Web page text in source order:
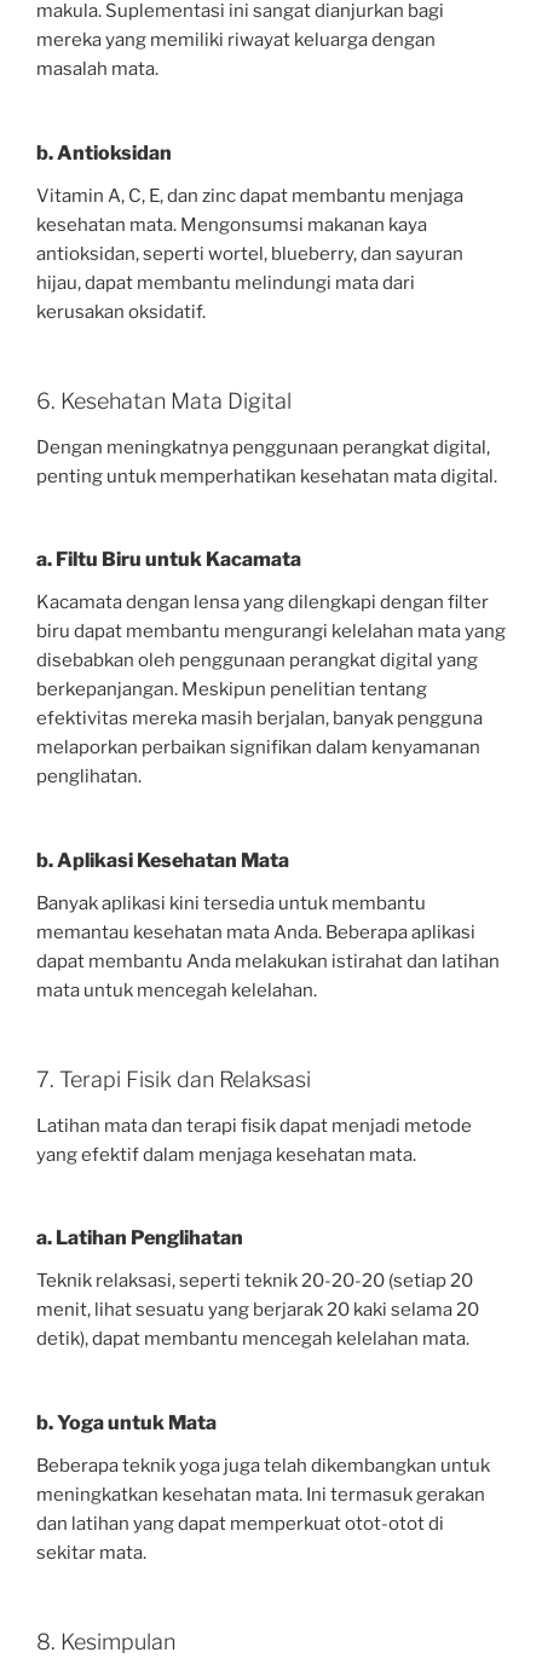
makula. Suplementasi ini sangat dianjurkan bagi
mereka yang memiliki riwayat keluarga dengan
masalah mata.
b. Antioksidan
Vitamin A, C, E, dan zinc dapat membantu menjaga
kesehatan mata. Mengonsumsi makanan kaya
antioksidan, seperti wortel, blueberry, dan sayuran
hijau, dapat membantu melindungi mata dari
kerusakan oksidatif.
6. Kesehatan Mata Digital
Dengan meningkatnya penggunaan perangkat digital,
penting untuk memperhatikan kesehatan mata digital.
a. Filtu Biru untuk Kacamata
Kacamata dengan lensa yang dilengkapi dengan filter
biru dapat membantu mengurangi kelelahan mata yang
disebabkan oleh penggunaan perangkat digital yang
berkepanjangan. Meskipun penelitian tentang
efektivitas mereka masih berjalan, banyak pengguna
melaporkan perbaikan signifikan dalam kenyamanan
penglihatan.
b. Aplikasi Kesehatan Mata
Banyak aplikasi kini tersedia untuk membantu
memantau kesehatan mata Anda. Beberapa aplikasi
dapat membantu Anda melakukan istirahat dan latihan
mata untuk mencegah kelelahan.
7. Terapi Fisik dan Relaksasi
Latihan mata dan terapi fisik dapat menjadi metode
yang efektif dalam menjaga kesehatan mata.
a. Latihan Penglihatan
Teknik relaksasi, seperti teknik 20-20-20 (setiap 20
menit, lihat sesuatu yang berjarak 20 kaki selama 20
detik), dapat membantu mencegah kelelahan mata.
b. Yoga untuk Mata
Beberapa teknik yoga juga telah dikembangkan untuk
meningkatkan kesehatan mata. Ini termasuk gerakan
dan latihan yang dapat memperkuat otot-otot di
sekitar mata.
8. Kesimpulan